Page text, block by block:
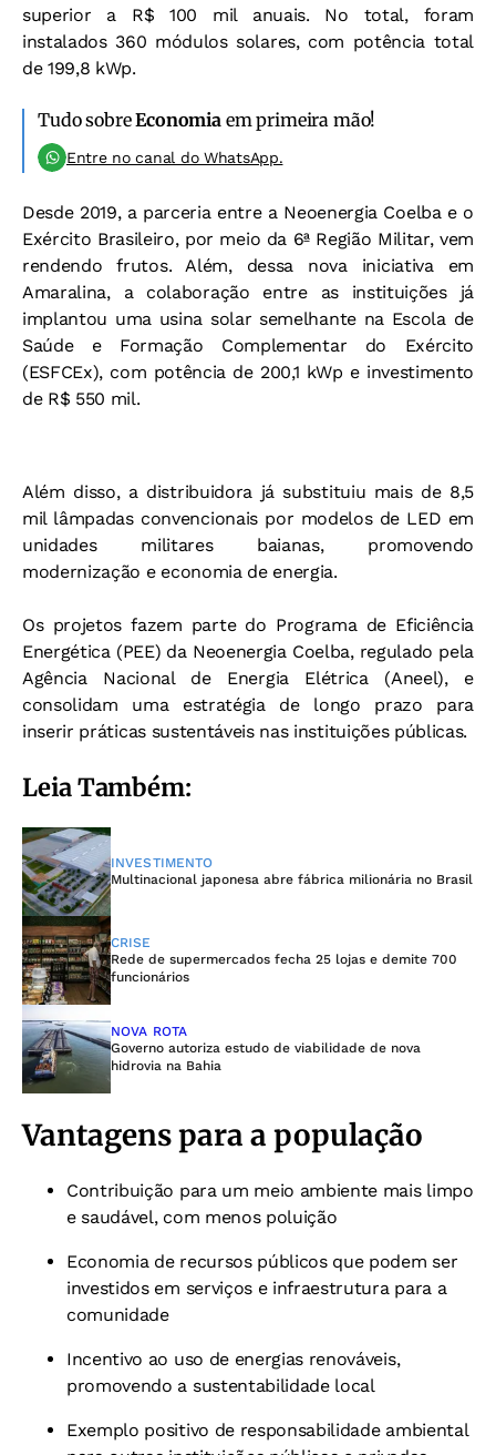
superior a R$ 100 mil anuais. No total, foram
instalados 360 módulos solares, com potência total
de 199,8 kWp.
Tudo sobreEconomia em primeira mão!
Entre no canal do WhatsApp.
Desde 2019, a parceria entre a Neoenergia Coelba e o
Exército Brasileiro, por meio da 6ª Região Militar, vem
rendendo frutos. Além, dessa nova iniciativa em
Amaralina, a colaboração entre as instituições já
implantou uma usina solar semelhante na Escola de
Saúde e Formação Complementar do Exército
(ESFCEx), com potência de 200,1 kWp e investimento
de R$ 550 mil.
Além disso, a distribuidora já substituiu mais de 8,5
mil lâmpadas convencionais por modelos de LED em
unidades militares baianas, promovendo
modernização e economia de energia.
Os projetos fazem parte do Programa de Eficiência
Energética (PEE) da Neoenergia Coelba, regulado pela
Agência Nacional de Energia Elétrica (Aneel), e
consolidam uma estratégia de longo prazo para
inserir práticas sustentáveis nas instituições públicas.
Leia Também:
INVESTIMENTO
Multinacional japonesa abre fábrica milionária no Brasil
CRISE
Rede de supermercados fecha 25 lojas e demite 700
funcionários
NOVA ROTA
Governo autoriza estudo de viabilidade de nova
hidrovia na Bahia
Vantagens para a população
Contribuição para um meio ambiente mais limpo
e saudável, com menos poluição
Economia de recursos públicos que podem ser
investidos em serviços e infraestrutura para a
comunidade
Incentivo ao uso de energias renováveis,
promovendo a sustentabilidade local
Exemplo positivo de responsabilidade ambiental